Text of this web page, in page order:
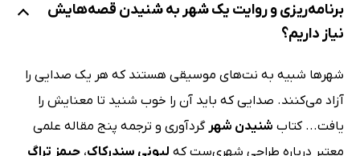
برنامه‌ریزی و روایت یک شهر به شنیدن قصه‌هایش
نیاز داریم؟
شهرها شبیه به نت‌های موسیقی هستند که هر یک صدایی را
آزاد می‌کنند. صدایی که باید آن را خوب شنید تا معنایش را
یافت... کتاب شنیدن شهرگردآوری و ترجمه پنج مقاله علمی
معتبر درباره طراحی شهری‌ست که لیونی سندرکاک،‌ جیمز تراگ